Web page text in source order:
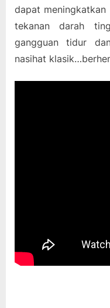
dapat
tekanan darah
gangguan tidur
nasihat